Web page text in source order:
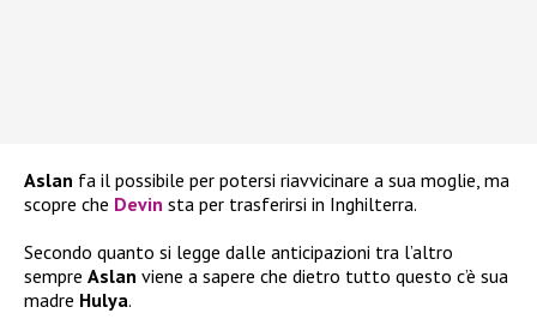
Aslan fa il possibile per potersi riavvicinare a sua moglie, ma
scopre che Devin sta per trasferirsi in Inghilterra.
Secondo quanto si legge dalle anticipazioni tra l’altro
sempre Aslan viene a sapere che dietro tutto questo c’è sua
madre Hulya.